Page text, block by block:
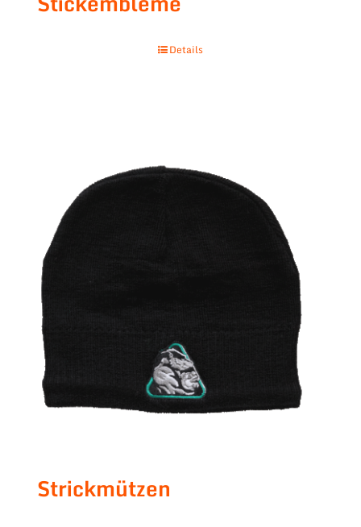
Details
Strickmützen